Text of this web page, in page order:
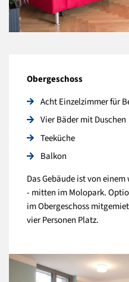
Obergeschoss
Acht Einzelzimmer für
Vier Bäder mit Duschen
Teeküche
Balkon
Das Gebäude ist von
- mitten im Molopark.
im Obergeschoss
vier Personen Platz.